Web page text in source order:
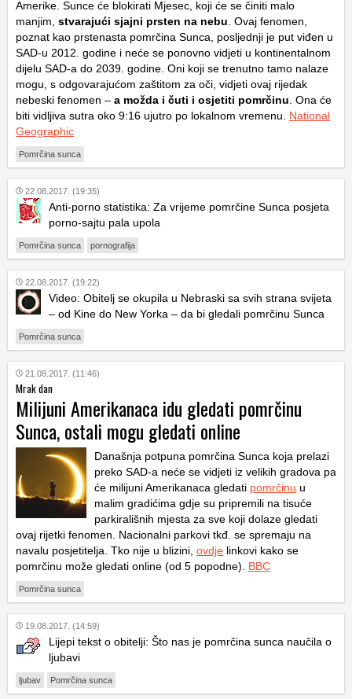
Amerike. Sunce će blokirati Mjesec, koji će se činiti malo
manjim, stvarajući sjajni prsten na nebu . Ovaj fenomen,
poznat kao prstenasta pomrčina Sunca, posljednji je put viđen u
SAD-u 2012. godine i neće se ponovno vidjeti u kontinentalnom
dijelu SAD-a do 2039. godine. Oni koji se trenutno tamo nalaze
mogu, s odgovarajućom zaštitom za oči, vidjeti ovaj rijedak
nebeski fenomen – a možda i čuti i osjetiti pomrčinu . Ona će
biti vidljiva sutra oko 9:16 ujutro po lokalnom vremenu. National
Geographic
Pomrčina sunca
22.08.2017. (19:35)
Anti-porno statistika: Za vrijeme pomrčine Sunca posjeta
porno-sajtu pala upola
Pomrčina sunca pornografija
22.08.2017. (19:22)
Video: Obitelj se okupila u Nebraski sa svih strana svijeta
– od Kine do New Yorka – da bi gledali pomrčinu Sunca
Pomrčina sunca
21.08.2017. (11:46)
Mrak dan
Milijuni Amerikanaca idu gledati pomrčinu
Sunca, ostali mogu gledati online
Današnja potpuna pomrčina Sunca koja prelazi
preko SAD-a neće se vidjeti iz velikih gradova pa
će milijuni Amerikanaca gledati pomrčinu u
malim gradićima gdje su pripremili na tisuće
parkirališnih mjesta za sve koji dolaze gledati
ovaj rijetki fenomen. Nacionalni parkovi tkđ. se spremaju na
navalu posjetitelja. Tko nije u blizini, ovdje linkovi kako se
pomrčinu može gledati online (od 5 popodne). BBC
Pomrčina sunca
19.08.2017. (14:59)
Lijepi tekst o obitelji: Što nas je pomrčina sunca naučila o
ljubavi
ljubav Pomrčina sunca